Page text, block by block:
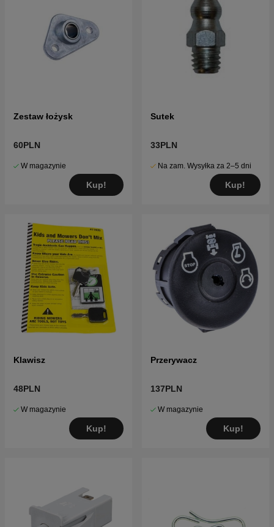
Zestaw łożysk
60PLN
W magazynie
Kup!
Sutek
33PLN
Na zam. Wysyłka za 2–5 dni
Kup!
Klawisz
48PLN
W magazynie
Kup!
Przerywacz
137PLN
W magazynie
Kup!